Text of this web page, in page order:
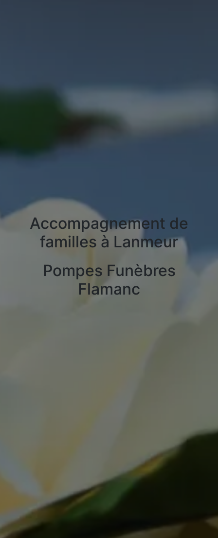
Accompagnement de
familles à Lanmeur
Pompes Funèbres
Flamanc